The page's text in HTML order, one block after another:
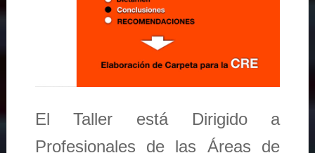
El Taller está Dirigido a
Profesionales de las Áreas de